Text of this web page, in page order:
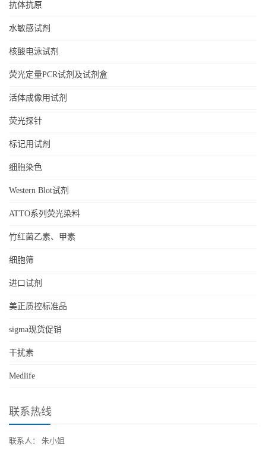
抗体抗原
水敏感试剂
核酸电泳试剂
荧光定量PCR试剂及试剂盒
活体成像用试剂
荧光探针
标记用试剂
细胞染色
Western Blot试剂
ATTO系列荧光染料
竹红菌乙素、甲素
细胞筛
进口试剂
美正质控标准品
sigma现货促销
干扰素
Medlife
联系热线
联系人： 朱小姐